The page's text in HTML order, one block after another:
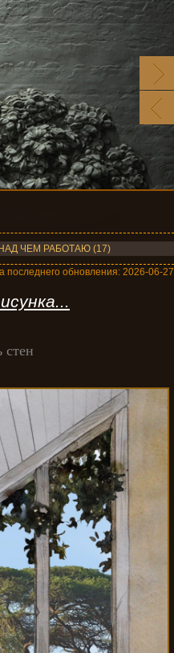
НАД ЧЕМ РАБОТАЮ (17)
последнего обновления: 2026-06-27
стен